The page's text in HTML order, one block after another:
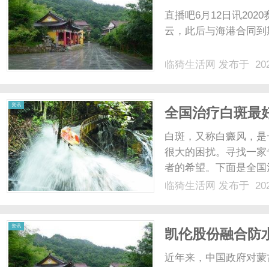
我，我为此开心
直播吧6月12日讯
云，此后与海港合同
临猗生活网 发布于
资讯
全国治疗白斑最
白斑，又称白癜风，
很大的困扰。寻找一
者的希望。下面是全
医院：作为全国知名
临猗生活网 发布于
资讯
凯伦股份融合防
近年来，中国政府对